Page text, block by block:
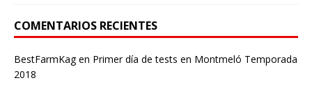
COMENTARIOS RECIENTES
BestFarmKagen Primer día de tests en Montmeló Temporada
2018